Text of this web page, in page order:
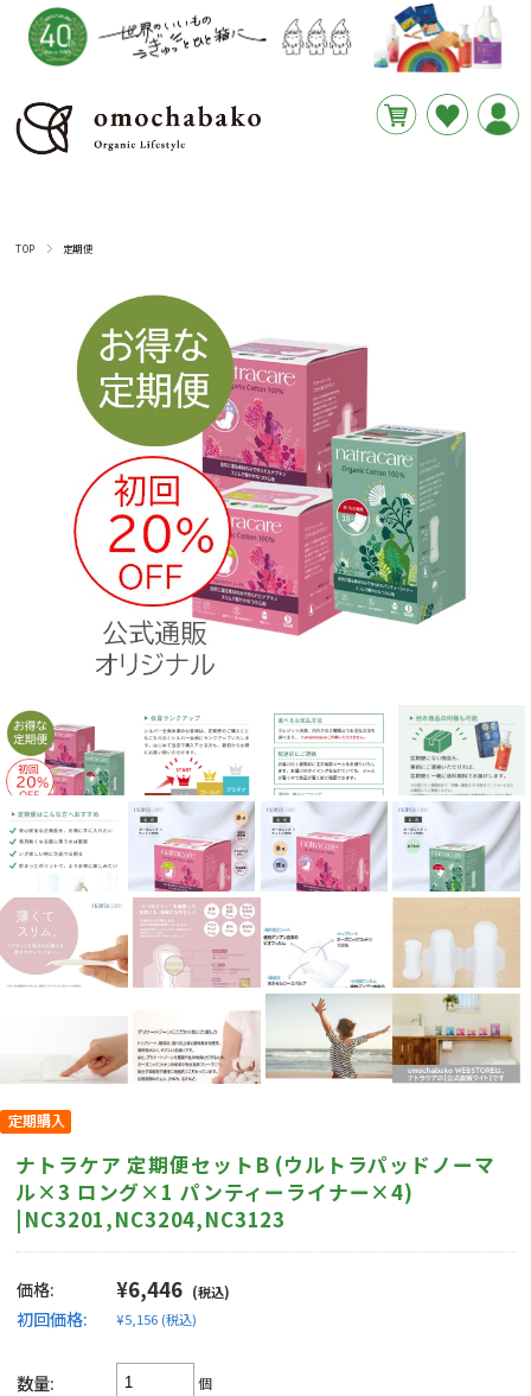
TOP 定期便
ナトラケア 定期便セットB (ウルトラパッドノーマ
ル×3 ロング×1 パンティーライナー×4)
|NC3201,NC3204,NC3123
価格: ¥6,446 (税込)
初回価格: ¥5,156 (税込)
数量: 個